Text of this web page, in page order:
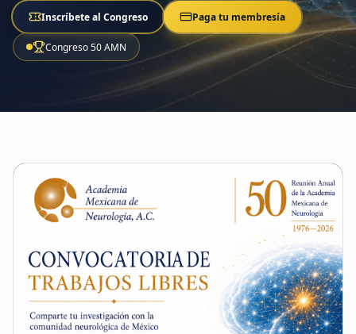
Inscríbete al Congreso Paga tu membresía
Congreso 50 AMN